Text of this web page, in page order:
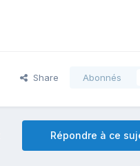
Share Abonnés
Répondre à ce